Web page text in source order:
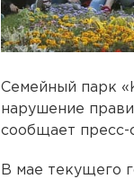
Семейный парк
нарушение
сообщает пресс-
В мае текущего